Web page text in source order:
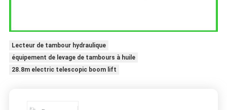
Lecteur de tambour hydraulique
équipement de levage de tambours à huile
28.8m electric telescopic boom lift